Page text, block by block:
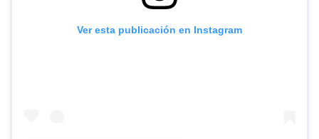
Ver esta publicación en Instagram